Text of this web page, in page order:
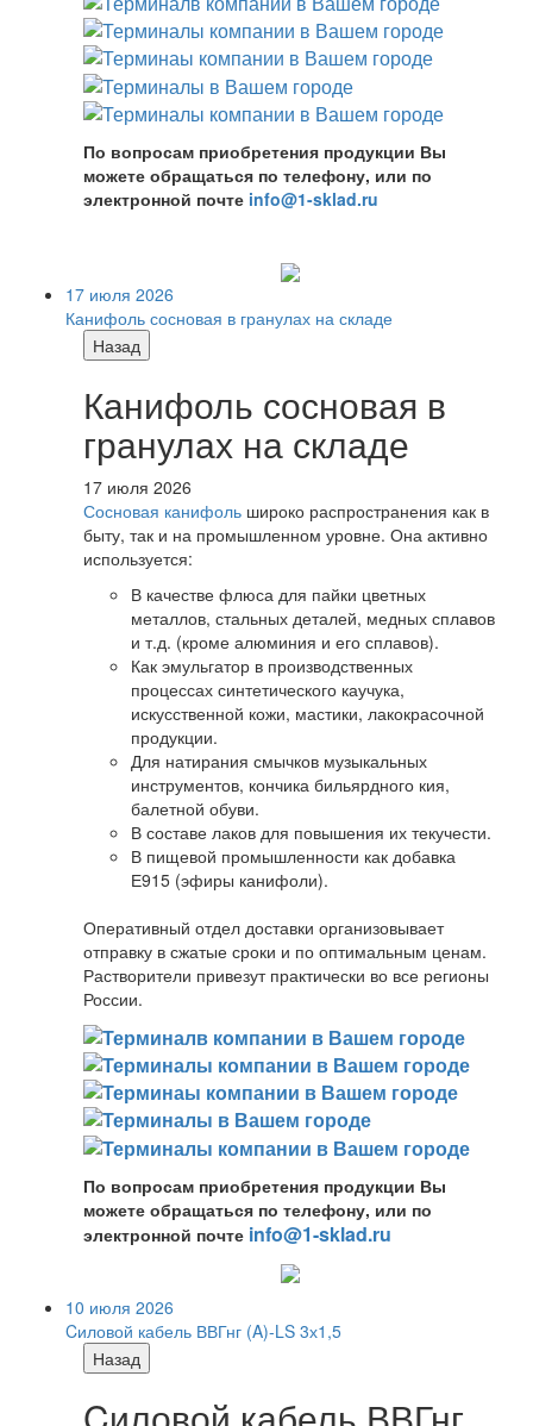
По вопросам приобретения продукции Вы
можете обращаться по телефону, или по
электронной почте info@1-sklad.ru
17 июля 2026
Канифоль сосновая в гранулах на складе
Назад
Канифоль сосновая в
гранулах на складе
17 июля 2026
Сосновая канифоль широко распространения как в
быту, так и на промышленном уровне. Она активно
используется:
В качестве флюса для пайки цветных
металлов, стальных деталей, медных сплавов
и т.д. (кроме алюминия и его сплавов).
Как эмульгатор в производственных
процессах синтетического каучука,
искусственной кожи, мастики, лакокрасочной
продукции.
Для натирания смычков музыкальных
инструментов, кончика бильярдного кия,
балетной обуви.
В составе лаков для повышения их текучести.
В пищевой промышленности как добавка
Е915 (эфиры канифоли).
Оперативный отдел доставки организовывает
отправку в сжатые сроки и по оптимальным ценам.
Растворители привезут практически во все регионы
России.
По вопросам приобретения продукции Вы
можете обращаться по телефону, или по
электронной почте info@1-sklad.ru
10 июля 2026
Cиловой кабель ВВГнг (A)-LS 3х1,5
Назад